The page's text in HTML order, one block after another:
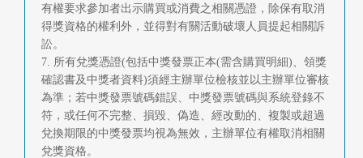
有權要求參加者出示購買或消費之相關憑證，除保有取消
得獎資格的權利外，並得對有關活動破壞人員提起相關訴
訟。
7. 所有兌獎憑證(包括中獎發票正本(需含購買明細)、領獎
確認書及中獎者資料)須經主辦單位檢核並以主辦單位審核
為準；若中獎發票號碼錯誤、中獎發票號碼與系統登錄不
符，或任何不完整、損毀、偽造、經改動的、複製或超過
兌換期限的中獎發票均視為無效，主辦單位有權取消相關
兌獎資格。